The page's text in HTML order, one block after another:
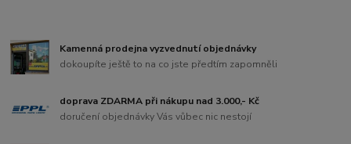
Kamenná prodejna vyzvednutí objednávky
dokoupíte ještě to na co jste předtím zapomněli
doprava ZDARMA při nákupu nad 3.000,- Kč
doručení objednávky Vás vůbec nic nestojí